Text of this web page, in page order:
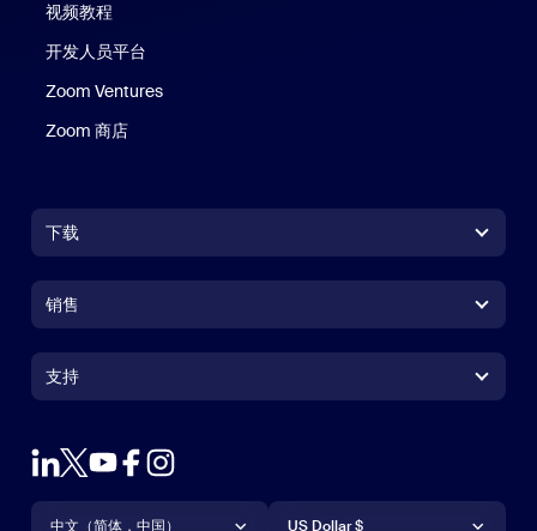
视频教程
开发人员平台
Zoom Ventures
Zoom 商店
下载
Zoom Rooms 应用Zoom Rooms 应用
Zoom Rooms Controller
Outlook 插件
销售
联系销售人员
申请演示
网络研讨会和活动
支持
支持
账户
语言
中文（简体，中国）
货币
US Dollar $